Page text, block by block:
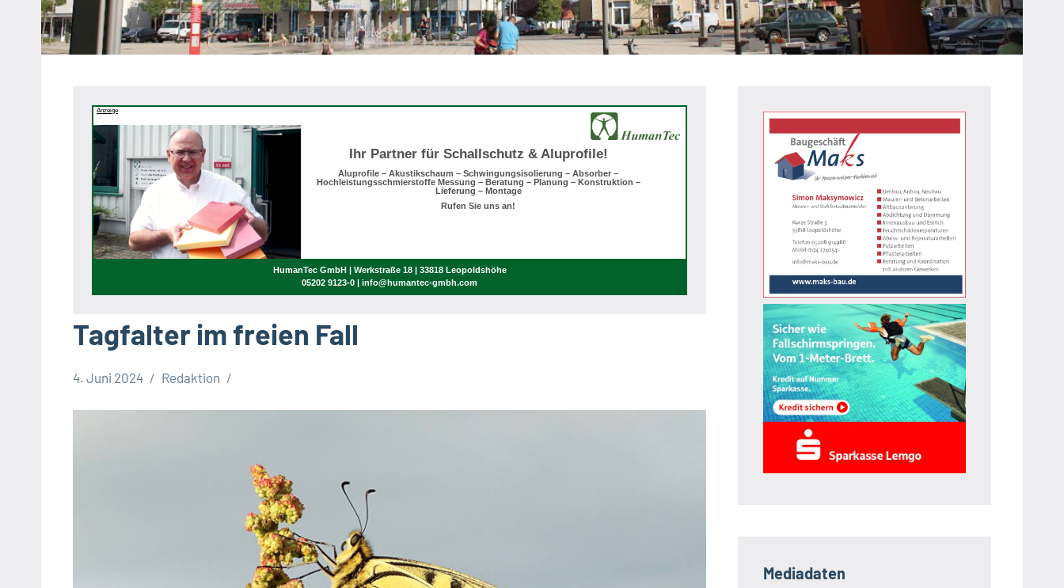
Heipke,
Leopoldshöhe,
Anzeige
Ihr Partner für Schallschutz & Aluprofile!
Aluprofile – Akustikschaum – Schwingungsisolierung – Absorber –
Hochleistungsschmierstoffe Messung – Beratung – Planung – Konstruktion –
Lieferung – Montage
Rufen Sie uns an!
HumanTec GmbH | Werkstraße 18 | 33818 Leopoldshöhe
05202 9123-0 | info@humantec-gmbh.com
Tagfalter im freien Fall
4. Juni 2024 Redaktion
Mediadaten